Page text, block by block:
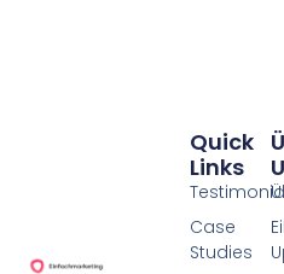
Quick
Links
Case
Studies